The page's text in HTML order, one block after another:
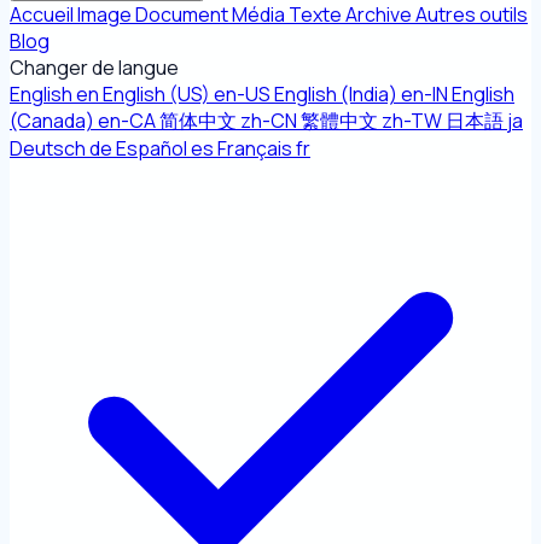
AccueilImageDocumentMédia TexteArchiveAutres outils
Blog
Changer de langue
EnglishenEnglish (US) en-USEnglish (India) en-INEnglish
(Canada) en-CA简体中文 zh-CN繁體中文 zh-TW 日本語ja
DeutschdeEspañolesFrançaisfr